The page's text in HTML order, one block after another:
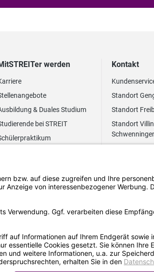
werden
& Duales Studium
bei STREIT
Kontakt
Standort
Standort
Standort